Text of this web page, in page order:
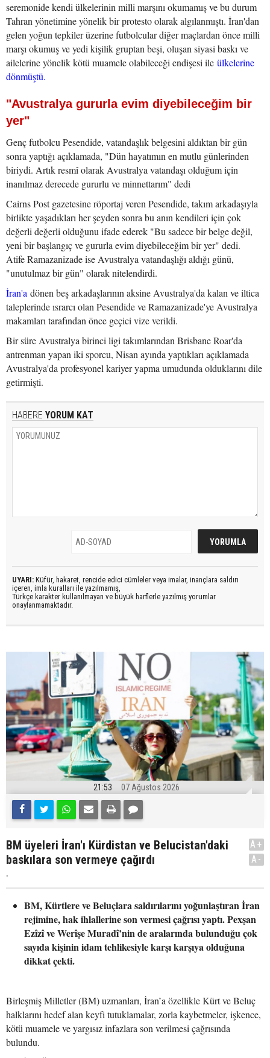
seremonide kendi ülkelerinin milli marşını okumamış ve bu durum
Tahran yönetimine yönelik bir protesto olarak algılanmıştı. İran'dan
gelen yoğun tepkiler üzerine futbolcular diğer maçlardan önce milli
marşı okumuş ve yedi kişilik gruptan beşi, oluşan siyasi baskı ve
ailelerine yönelik kötü muamele olabileceği endişesi ile ülkelerine
dönmüştü.
"Avustralya gururla evim diyebileceğim bir
yer"
Genç futbolcu Pesendide, vatandaşlık belgesini aldıktan bir gün
sonra yaptığı açıklamada, "Dün hayatımın en mutlu günlerinden
biriydi. Artık resmî olarak Avustralya vatandaşı olduğum için
inanılmaz derecede gururlu ve minnettarım" dedi
Cairns Post gazetesine röportaj veren Pesendide, takım arkadaşıyla
birlikte yaşadıkları her şeyden sonra bu anın kendileri için çok
değerli değerli olduğunu ifade ederek "Bu sadece bir belge değil,
yeni bir başlangıç ve gururla evim diyebileceğim bir yer" dedi.
Atife Ramazanizade ise Avustralya vatandaşlığı aldığı günü,
"unutulmaz bir gün" olarak nitelendirdi.
İran'a dönen beş arkadaşlarının aksine Avustralya'da kalan ve iltica
taleplerinde ısrarcı olan Pesendide ve Ramazanizade'ye Avustralya
makamları tarafından önce geçici vize verildi.
Bir süre Avustralya birinci ligi takımlarından Brisbane Roar'da
antrenman yapan iki sporcu, Nisan ayında yaptıkları açıklamada
Avustralya'da profesyonel kariyer yapma umudunda olduklarını dile
getirmişti.
HABERE YORUM KAT
UYARI: Küfür, hakaret, rencide edici cümleler veya imalar, inançlara saldırı
içeren, imla kuralları ile yazılmamış,
Türkçe karakter kullanılmayan ve büyük harflerle yazılmış yorumlar
onaylanmamaktadır.
21:53 07 Ağustos 2026
BM üyeleri İran'ı Kürdistan ve Belucistan'daki
baskılara son vermeye çağırdı
.
A+
A-
BM, Kürtlere ve Beluçlara saldırılarını yoğunlaştıran İran
rejimine, hak ihlallerine son vermesi çağrısı yaptı. Pexşan
Ezîzî ve Werîşe Muradî’nin de aralarında bulunduğu çok
sayıda kişinin idam tehlikesiyle karşı karşıya olduğuna
dikkat çekti.
Birleşmiş Milletler (BM) uzmanları, İran’a özellikle Kürt ve Beluç
halklarını hedef alan keyfi tutuklamalar, zorla kaybetmeler, işkence,
kötü muamele ve yargısız infazlara son verilmesi çağrısında
bulundu.